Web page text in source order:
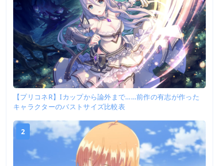
【プリコネR】Iカップから論外まで……前作の有志が作った
キャラクターのバストサイズ比較表
2